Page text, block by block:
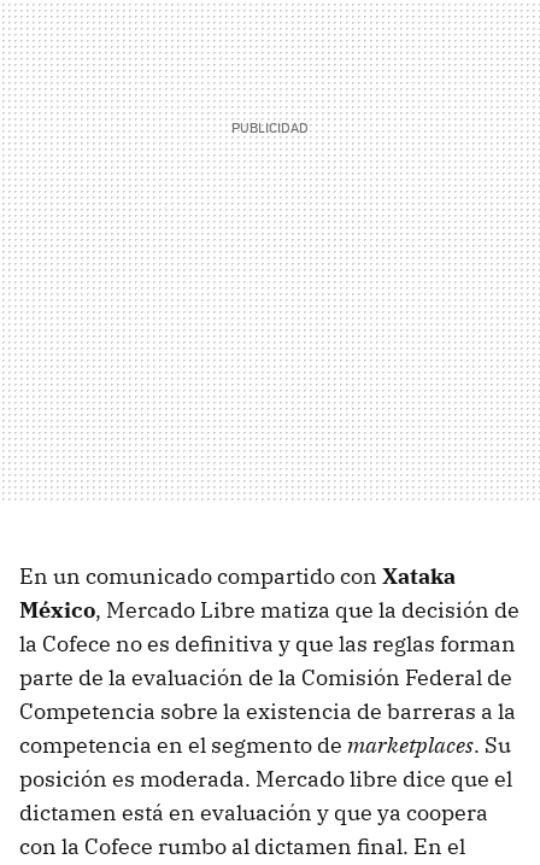
En un comunicado compartido con Xataka
México, Mercado Libre matiza que la decisión de
la Cofece no es definitiva y que las reglas forman
parte de la evaluación de la Comisión Federal de
Competencia sobre la existencia de barreras a la
competencia en el segmento de marketplaces. Su
posición es moderada. Mercado libre dice que el
dictamen está en evaluación y que ya coopera
con la Cofece rumbo al dictamen final. En el